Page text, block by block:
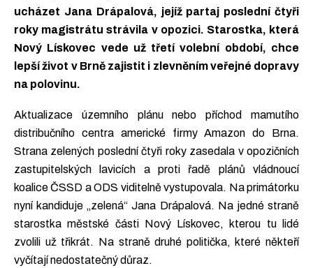
ucházet Jana Drápalová, jejíž partaj poslední čtyři
roky magistrátu strávila v opozici. Starostka, která
Nový Lískovec vede už třetí volební období, chce
lepší život v Brně zajistit i zlevněním veřejné dopravy
na polovinu.
Aktualizace územního plánu nebo příchod mamutího
distribučního centra americké firmy Amazon do Brna.
Strana zelených poslední čtyři roky zasedala v opozičních
zastupitelských lavicích a proti řadě plánů vládnoucí
koalice ČSSD a ODS viditelně vystupovala. Na primátorku
nyní kandiduje „zelená“ Jana Drápalová. Na jedné straně
starostka městské části Nový Lískovec, kterou tu lidé
zvolili už třikrát. Na straně druhé politička, které někteří
vyčítají nedostatečný důraz.